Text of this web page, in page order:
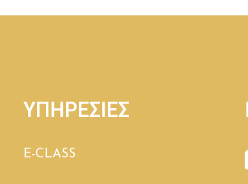
ΥΠΗΡΕΣΙΕΣ
E-CLASS